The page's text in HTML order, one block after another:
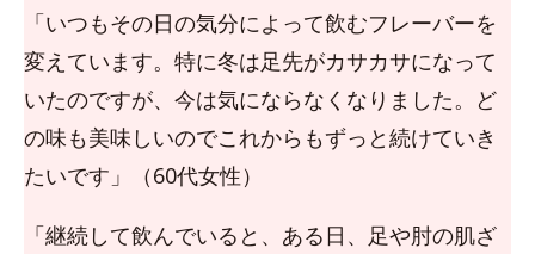
「いつもその日の気分によって飲むフレーバーを
変えています。特に冬は足先がカサカサになって
いたのですが、今は気にならなくなりました。ど
の味も美味しいのでこれからもずっと続けていき
たいです」（60代女性）
「継続して飲んでいると、ある日、足や肘の肌ざ